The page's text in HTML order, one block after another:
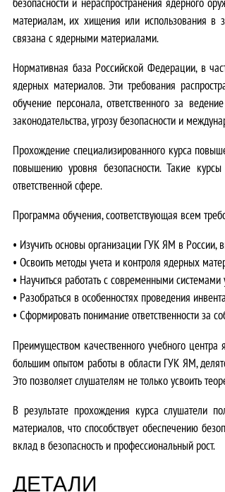
материалам, их хищения или использования в
связана с ядерными материалами.
Нормативная база Российской Федерации, в
ядерных материалов. Эти требования
обучение персонала, ответственного за
законодательства, угрозу безопасности и
Прохождение специализированного курса
повышению уровня безопасности. Такие курсы
ответственной сфере.
Программа обучения, соответствующая всем
• Изучить основыорганизации ГУК ЯМ в России,
• Освоить методыучета и контроля ядерных
• Научиться работатьс современными системами
• Разобраться в особенностях проведения
• Сформировать пониманиеответственности за
Преимуществом качественного учебного
большим опытом работы в области ГУК ЯМ,
Это позволяет слушателям не только усвоить
В результате прохождения курса слушатели
материалов, что способствует обеспечению
вклад в безопасность и профессиональный рост.
ДЕТАЛИ